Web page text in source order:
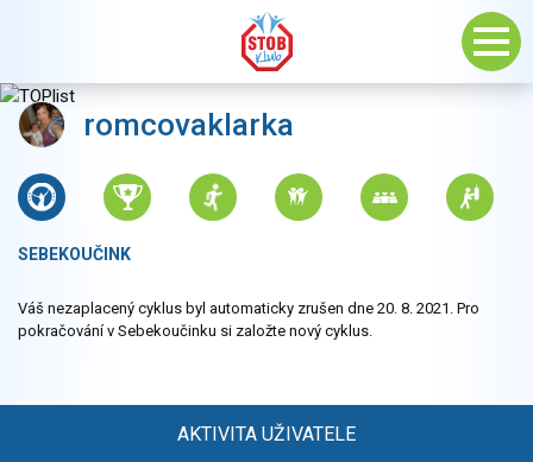
romcovaklarka
SEBEKOUČINK
Váš nezaplacený cyklus byl automaticky zrušen dne 20. 8. 2021. Pro
pokračování v Sebekoučinku si založte nový cyklus.
AKTIVITA UŽIVATELE